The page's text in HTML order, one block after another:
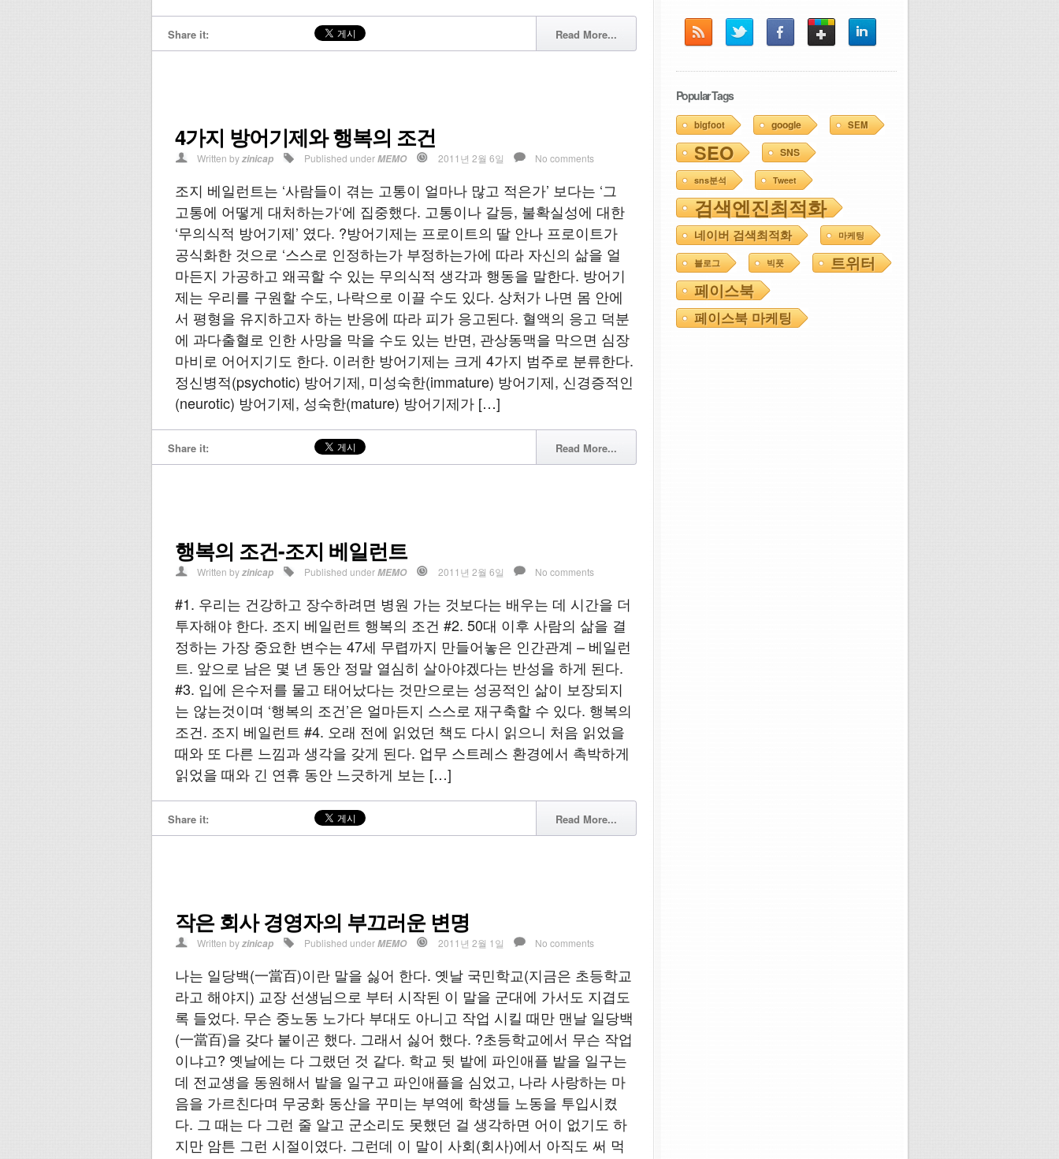
Share it: Read More...
4가지 방어기제와 행복의 조건
Written byzinicap Published underMEMO 2011년 2월 6일 No comments
조지 베일런트는 ‘사람들이 겪는 고통이 얼마나 많고 적은가’ 보다는 ‘그
고통에 어떻게 대처하는가‘에 집중했다. 고통이나 갈등, 불확실성에 대한
‘무의식적 방어기제’ 였다. ?방어기제는 프로이트의 딸 안나 프로이트가
공식화한 것으로 ‘스스로 인정하는가 부정하는가에 따라 자신의 삶을 얼
마든지 가공하고 왜곡할 수 있는 무의식적 생각과 행동을 말한다. 방어기
제는 우리를 구원할 수도, 나락으로 이끌 수도 있다. 상처가 나면 몸 안에
서 평형을 유지하고자 하는 반응에 따라 피가 응고된다. 혈액의 응고 덕분
에 과다출혈로 인한 사망을 막을 수도 있는 반면, 관상동맥을 막으면 심장
마비로 어어지기도 한다. 이러한 방어기제는 크게 4가지 범주로 분류한다.
정신병적(psychotic) 방어기제, 미성숙한(immature) 방어기제, 신경증적인
(neurotic) 방어기제, 성숙한(mature) 방어기제가 […]
Share it: Read More...
행복의 조건-조지 베일런트
Written byzinicap Published underMEMO 2011년 2월 6일 No comments
#1. 우리는 건강하고 장수하려면 병원 가는 것보다는 배우는 데 시간을 더
투자해야 한다. 조지 베일런트 행복의 조건 #2. 50대 이후 사람의 삶을 결
정하는 가장 중요한 변수는 47세 무렵까지 만들어놓은 인간관계 – 베일런
트. 앞으로 남은 몇 년 동안 정말 열심히 살아야겠다는 반성을 하게 된다.
#3. 입에 은수저를 물고 태어났다는 것만으로는 성공적인 삶이 보장되지
는 않는것이며 ‘행복의 조건’은 얼마든지 스스로 재구축할 수 있다. 행복의
조건. 조지 베일런트 #4. 오래 전에 읽었던 책도 다시 읽으니 처음 읽었을
때와 또 다른 느낌과 생각을 갖게 된다. 업무 스트레스 환경에서 촉박하게
읽었을 때와 긴 연휴 동안 느긋하게 보는 […]
Share it: Read More...
작은 회사 경영자의 부끄러운 변명
Written byzinicap Published underMEMO 2011년 2월 1일 No comments
나는 일당백(一當百)이란 말을 싫어 한다. 옛날 국민학교(지금은 초등학교
라고 해야지) 교장 선생님으로 부터 시작된 이 말을 군대에 가서도 지겹도
록 들었다. 무슨 중노동 노가다 부대도 아니고 작업 시킬 때만 맨날 일당백
(一當百)을 갖다 붙이곤 했다. 그래서 싫어 했다. ?초등학교에서 무슨 작업
이냐고? 옛날에는 다 그랬던 것 같다. 학교 뒷 밭에 파인애플 밭을 일구는
데 전교생을 동원해서 밭을 일구고 파인애플을 심었고, 나라 사랑하는 마
음을 가르친다며 무궁화 동산을 꾸미는 부역에 학생들 노동을 투입시켰
다. 그 때는 다 그런 줄 알고 군소리도 못했던 걸 생각하면 어이 없기도 하
지만 암튼 그런 시절이였다. 그런데 이 말이 사회(회사)에서 아직도 써 먹
Popular Tags
bigfoot google SEM
SEO SNS
sns분석 Tweet
검색엔진최적화
네이버 검색최적화 마케팅
블로그 빅풋
트위터
페이스북
페이스북 마케팅